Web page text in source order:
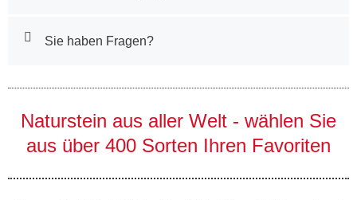
Sie haben Fragen?
Naturstein aus aller Welt - wählen Sie
aus über 400 Sorten Ihren Favoriten